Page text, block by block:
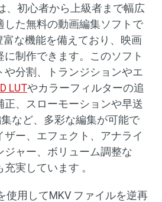
、初心者から上級者まで幅広
した無料の動画編集ソフトで
な機能を備えており、映画
制作できます。このソフト
や分割、トランジションやエ
LUTやカラーフィルターの追
正、スローモーションや早送
など、多彩な編集が可能で
ー、エフェクト、アナライ
ジャー、ボリューム調整な
実しています 。
使用してMKV ファイルを逆再